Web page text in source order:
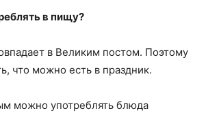
в пищу?
в Великим постом. Поэтому
что можно есть в праздник.
можно употреблять блюда